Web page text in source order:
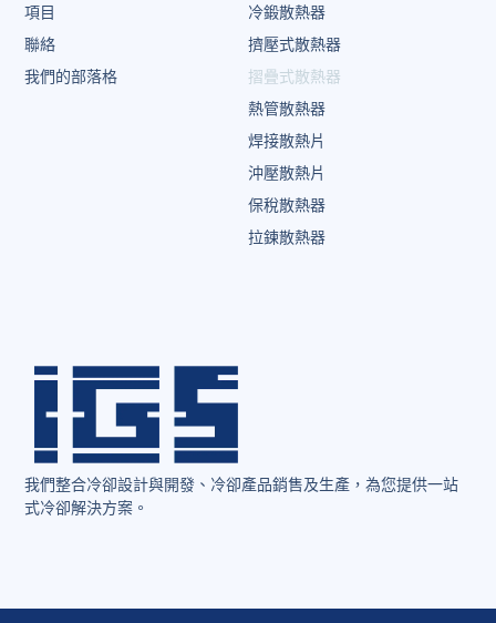
我們整合冷卻設計與開發、冷卻產品銷售及生產，為您提供一站
式冷卻解決方案。
冷鍛散熱器
擠壓式散熱器
摺疊式散熱器
熱管散熱器
焊接散熱片
沖壓散熱片
保稅散熱器
拉鍊散熱器
項目
聯絡
我們的部落格